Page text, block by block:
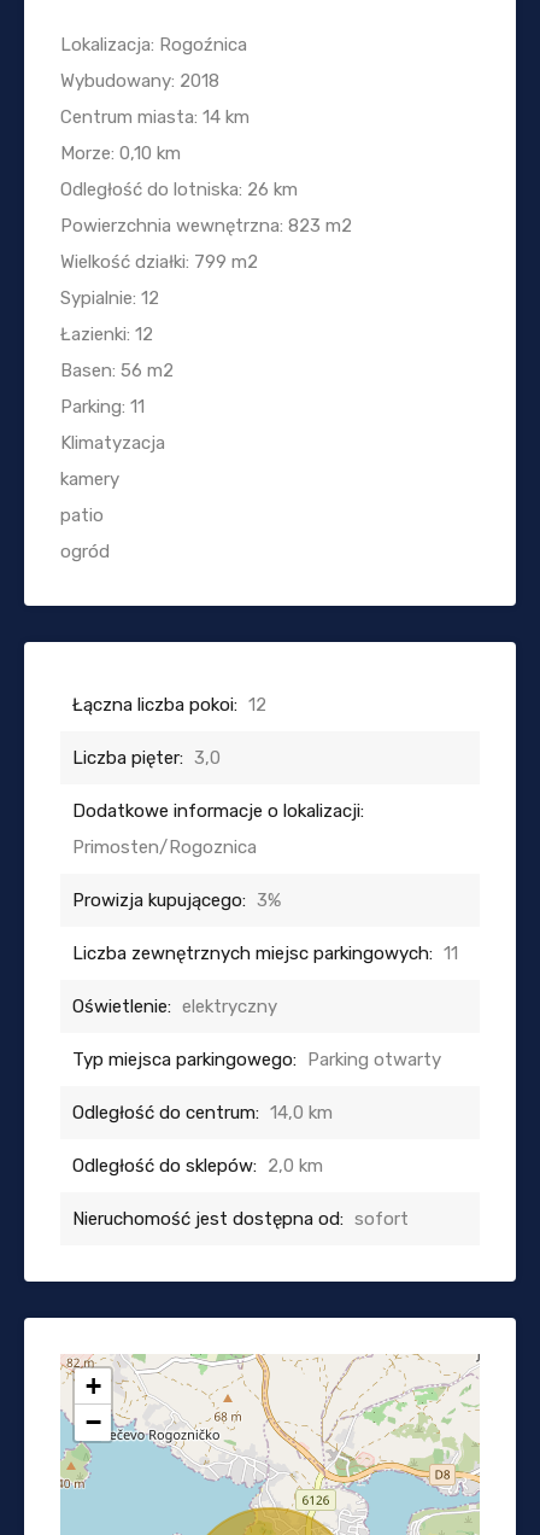
Lokalizacja: Rogoźnica
Wybudowany: 2018
Centrum miasta: 14 km
Morze: 0,10 km
Odległość do lotniska: 26 km
Powierzchnia wewnętrzna: 823 m2
Wielkość działki: 799 m2
Sypialnie: 12
Łazienki: 12
Basen: 56 m2
Parking: 11
Klimatyzacja
kamery
patio
ogród
Łączna liczba pokoi: 12
Liczba pięter: 3,0
Dodatkowe informacje o lokalizacji:
Primosten/Rogoznica
Prowizja kupującego: 3%
Liczba zewnętrznych miejsc parkingowych: 11
Oświetlenie: elektryczny
Typ miejsca parkingowego: Parking otwarty
Odległość do centrum: 14,0 km
Odległość do sklepów: 2,0 km
Nieruchomość jest dostępna od: sofort
+
−